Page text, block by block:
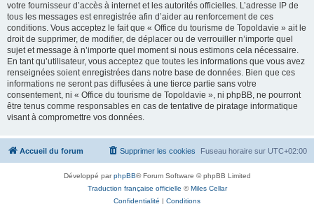
votre fournisseur d’accès à internet et les autorités officielles. L’adresse IP de
tous les messages est enregistrée afin d’aider au renforcement de ces
conditions. Vous acceptez le fait que « Office du tourisme de Topoldavie » ait le
droit de supprimer, de modifier, de déplacer ou de verrouiller n’importe quel
sujet et message à n’importe quel moment si nous estimons cela nécessaire.
En tant qu’utilisateur, vous acceptez que toutes les informations que vous avez
renseignées soient enregistrées dans notre base de données. Bien que ces
informations ne seront pas diffusées à une tierce partie sans votre
consentement, ni « Office du tourisme de Topoldavie », ni phpBB, ne pourront
être tenus comme responsables en cas de tentative de piratage informatique
visant à compromettre vos données.
Accueil du forum Fuseau horaire sur UTC+02:00
Supprimer les cookies
Développé parphpBB® Forum Software © phpBB Limited
Traduction française officielle ©Miles Cellar
Confidentialité | Conditions